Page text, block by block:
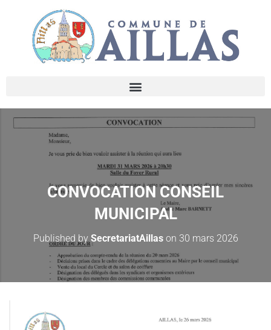
CONVOCATION CONSEIL
MUNICIPAL
Published by SecretariatAillason 30 mars 2026